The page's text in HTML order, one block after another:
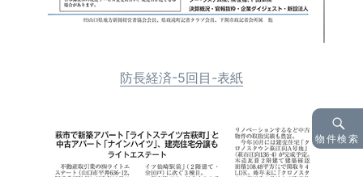
防長経済-5回目-表紙
物件検索